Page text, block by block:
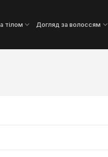
тілом Догляд за волоссям